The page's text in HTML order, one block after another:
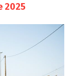
2025